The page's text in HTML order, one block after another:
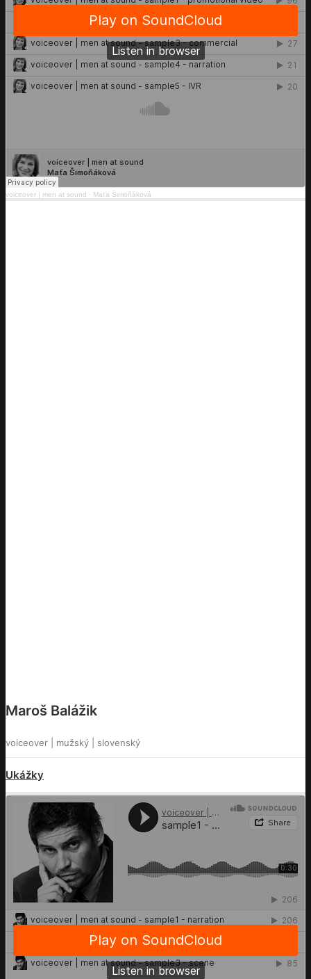
voiceover | men at sound · Maťa Šimoňáková
Maroš Balážik
voiceover | mužský | slovenský
Ukážky